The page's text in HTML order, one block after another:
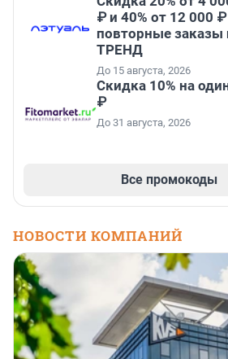
₽ и 40% от 12 000
повторные заказы
ТРЕНД
До 15 августа, 2026
Скидка 10% на
₽
До 31 августа, 2026
Все промокоды
НОВОСТИ КОМПАНИЙ